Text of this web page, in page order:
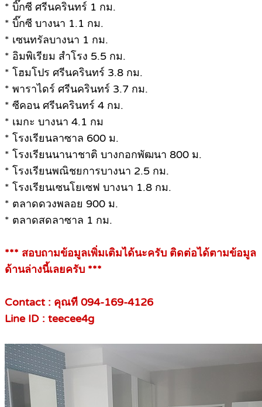
* บิ๊กซี ศรีนครินทร์ 1 กม.
* บิ๊กซี บางนา 1.1 กม.
* เซนทรัลบางนา 1 กม.
* อิมพิเรียม สำโรง 5.5 กม.
* โฮมโปร ศรีนครินทร์ 3.8 กม.
* พาราไดร์ ศรีนครินทร์ 3.7 กม.
* ซีคอน ศรีนครินทร์ 4 กม.
* เมกะ บางนา 4.1 กม
* โรงเรียนลาซาล 600 ม.
* โรงเรียนนานาชาติ บางกอกพัฒนา 800 ม.
* โรงเรียนพณิชยการบางนา 2.5 กม.
* โรงเรียนเซนโยเซฟ บางนา 1.8 กม.
* ตลาดดวงพลอย 900 ม.
* ตลาดสดลาซาล 1 กม.
*** สอบถามข้อมูลเพิ่มเติมได้นะครับ ติดต่อได้ตามข้อมูล
ด้านล่างนี้เลยครับ ***
Contact : คุณที 094-169-4126
Line ID : teecee4g